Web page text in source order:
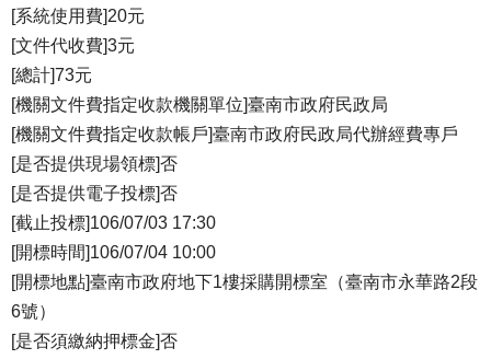
[系統使用費]20元
[文件代收費]3元
[總計]73元
[機關文件費指定收款機關單位]臺南市政府民政局
[機關文件費指定收款帳戶]臺南市政府民政局代辦經費專戶
[是否提供現場領標]否
[是否提供電子投標]否
[截止投標]106/07/03 17:30
[開標時間]106/07/04 10:00
[開標地點]臺南市政府地下1樓採購開標室（臺南市永華路2段
6號）
[是否須繳納押標金]否